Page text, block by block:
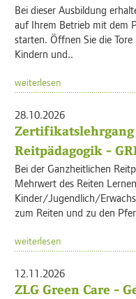
Bei dieser Ausbildung
auf Ihrem Betrieb mit dem
starten. Öffnen Sie die
Kindern und..
weiterlesen
28.10.2026
Reitpädagogik -
Bei der Ganzheitlichen
Mehrwert des Reiten
Kinder/Jugendlich/
zum Reiten und zu den
weiterlesen
12.11.2026
ZLG Green Care -